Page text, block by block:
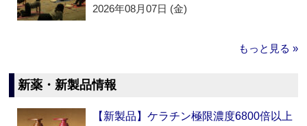
2026年08月07日 (金)
もっと見る »
新薬・新製品情報
【新製品】ケラチン極限濃度6800倍以上